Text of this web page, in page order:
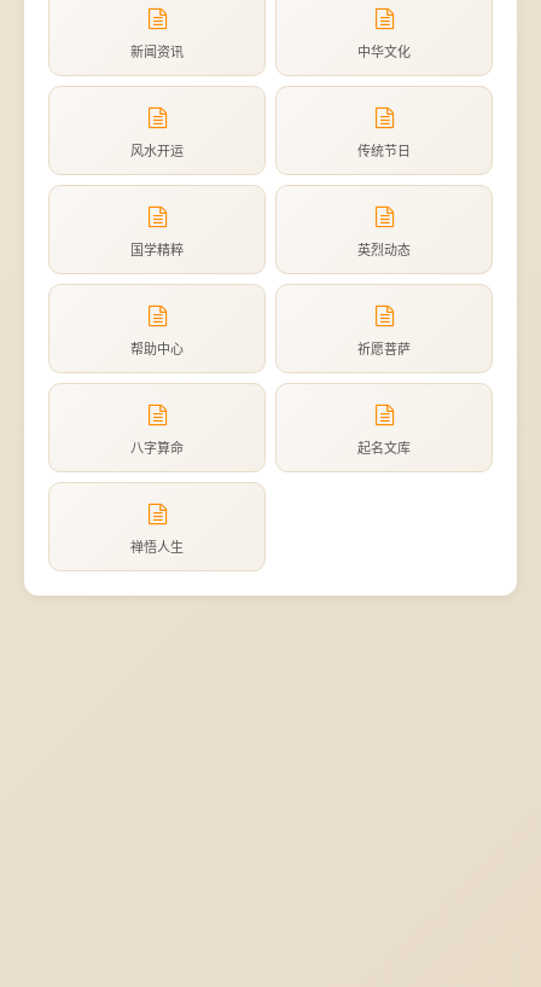
新闻资讯 中华文化
风水开运 传统节日
国学精粹 英烈动态
帮助中心 祈愿菩萨
八字算命 起名文库
禅悟人生